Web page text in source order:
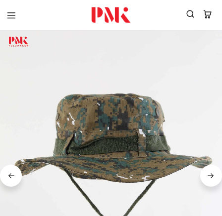
PMK
โปโล
ยูนิฟอร์ม
พร้อม
โลโก้
ผู้
และ
อุตสาหกรรม
สี
เขียว
ระดับ
ที่2